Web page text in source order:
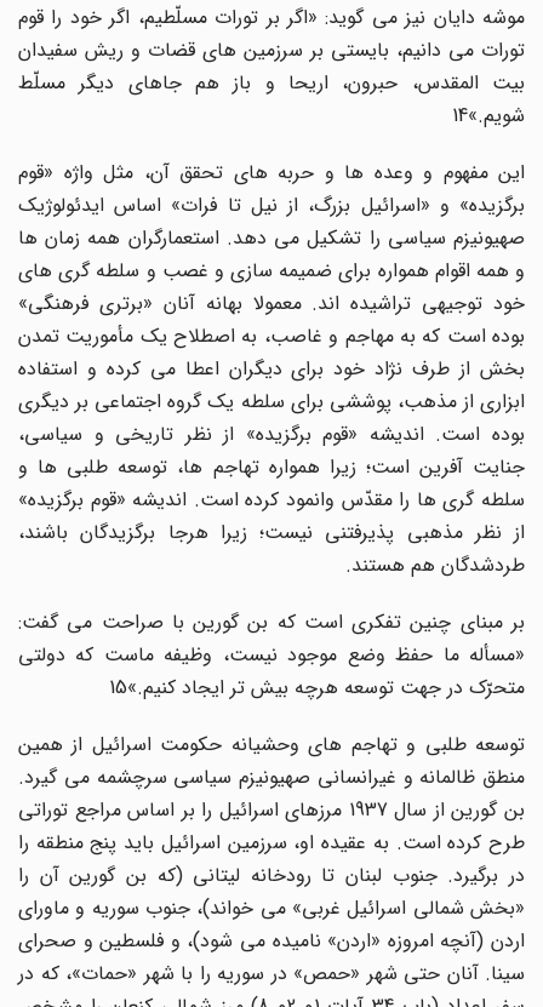
موشه دایان نیز مى گوید: «اگر بر تورات مسلّطیم، اگر خود را قوم
تورات مى دانیم، بایستى بر سرزمین هاى قضات و ریش سفیدان
بیت المقدس، حبرون، اریحا و باز هم جاهاى دیگر مسلّط
شویم.»14
این مفهوم و وعده ها و حربه هاى تحقق آن، مثل واژه «قوم
برگزیده» و «اسرائیل بزرگ، از نیل تا فرات» اساس ایدئولوژیک
صهیونیزم سیاسى را تشکیل مى دهد. استعمارگران همه زمان ها
و همه اقوام همواره براى ضمیمه سازى و غصب و سلطه گرى هاى
خود توجیهى تراشیده اند. معمولا بهانه آنان «برترى فرهنگى»
بوده است که به مهاجم و غاصب، به اصطلاح یک مأموریت تمدن
بخش از طرف نژاد خود براى دیگران اعطا مى کرده و استفاده
ابزارى از مذهب، پوششى براى سلطه یک گروه اجتماعى بر دیگرى
بوده است. اندیشه «قوم برگزیده» از نظر تاریخى و سیاسى،
جنایت آفرین است؛ زیرا همواره تهاجم ها، توسعه طلبى ها و
سلطه گرى ها را مقدّس وانمود کرده است. اندیشه «قوم برگزیده»
از نظر مذهبى پذیرفتنى نیست؛ زیرا هرجا برگزیدگان باشند،
طردشدگان هم هستند.
بر مبناى چنین تفکرى است که بن گورین با صراحت مى گفت:
«مسأله ما حفظ وضع موجود نیست، وظیفه ماست که دولتى
متحرّک در جهت توسعه هرچه بیش تر ایجاد کنیم.»15
توسعه طلبى و تهاجم هاى وحشیانه حکومت اسرائیل از همین
منطق ظالمانه و غیرانسانى صهیونیزم سیاسى سرچشمه مى گیرد.
بن گورین از سال 1937 مرزهاى اسرائیل را بر اساس مراجع توراتى
طرح کرده است. به عقیده او، سرزمین اسرائیل باید پنج منطقه را
در برگیرد. جنوب لبنان تا رودخانه لیتانى (که بن گورین آن را
«بخش شمالى اسرائیل غربى» مى خواند)، جنوب سوریه و ماوراى
اردن (آنچه امروزه «اردن» نامیده مى شود)، و فلسطین و صحراى
سینا. آنان حتى شهر «حمص» در سوریه را با شهر «حمات»، که در